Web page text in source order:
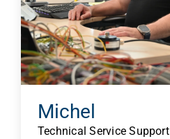
Michel
Technical Service Support